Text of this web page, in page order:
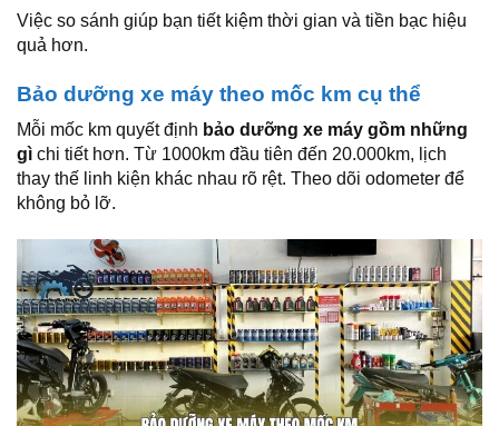
Việc so sánh giúp bạn tiết kiệm thời gian và tiền bạc hiệu
quả hơn.
Bảo dưỡng xe máy theo mốc km cụ thể
Mỗi mốc km quyết định bảo dưỡng xe máy gồm những
gì chi tiết hơn. Từ 1000km đầu tiên đến 20.000km, lịch
thay thế linh kiện khác nhau rõ rệt. Theo dõi odometer để
không bỏ lỡ.